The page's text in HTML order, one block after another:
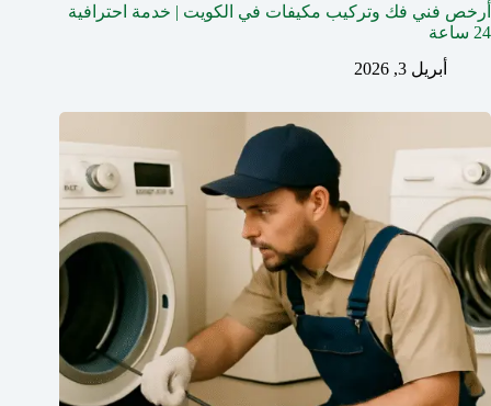
أرخص فني فك وتركيب مكيفات في الكويت | خدمة احترافية
24 ساعة
أبريل 3, 2026